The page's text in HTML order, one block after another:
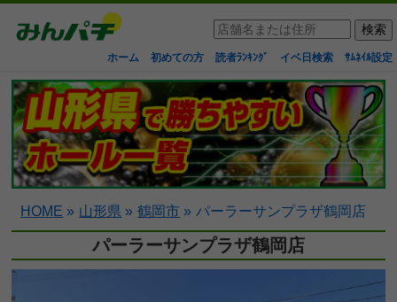
ホーム 初めての方 読者ﾗﾝｷﾝｸﾞ イベ日検索 ｻﾑﾈｲﾙ設定
HOME » 山形県 » 鶴岡市 » パーラーサンプラザ鶴岡店
パーラーサンプラザ鶴岡店